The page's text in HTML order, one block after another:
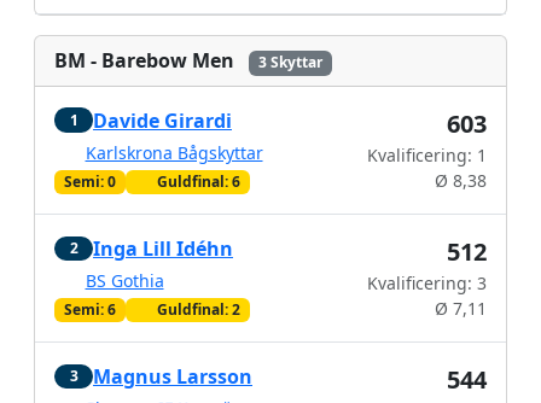
BM - Barebow Men 3 Skyttar
1 Davide Girardi
Karlskrona Bågskyttar
Semi: 0 Guldfinal: 6
603
Kvalificering: 1
Ø 8,38
2 Inga Lill Idéhn
BS Gothia
Semi: 6 Guldfinal: 2
512
Kvalificering: 3
Ø 7,11
3 Magnus Larsson 544